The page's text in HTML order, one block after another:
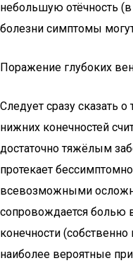
небольшую отёчность
болезни симптомы
Поражение глубоких
Следует сразу сказать
нижних конечностей
достаточно тяжёлым
протекает
всевозможными
сопровождается болью
конечности (собственно
наиболее вероятные